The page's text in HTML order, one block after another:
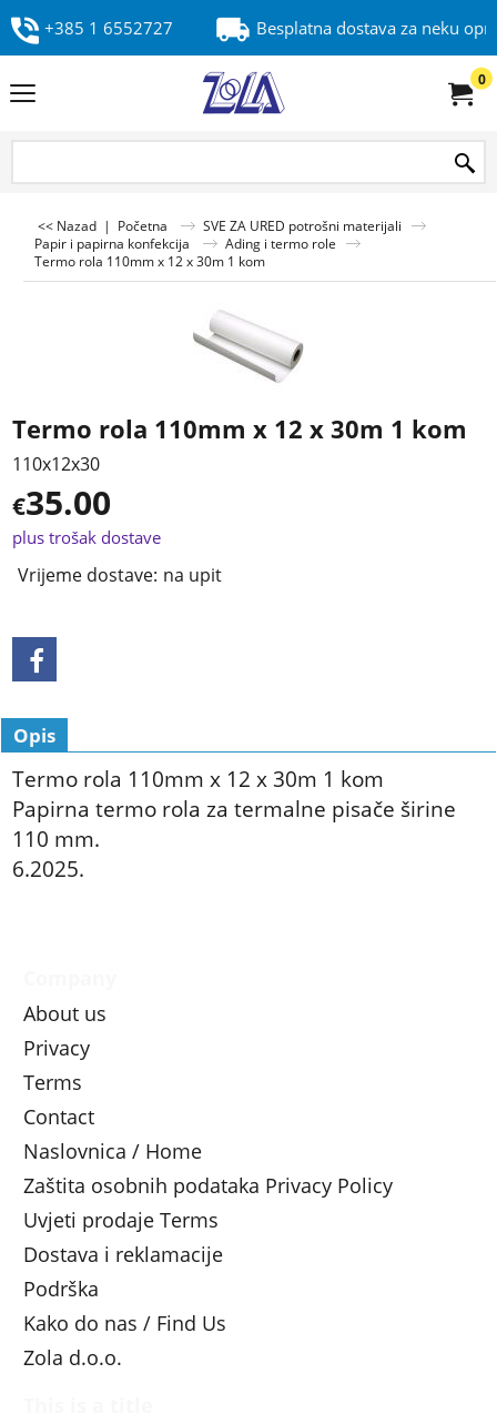
+385 1 6552727 Besplatna dostava za neku
0
<< Nazad | Početna
SVE ZA URED potrošni materijali
Papir i papirna konfekcija
Ading i termo role
Termo rola 110mm x 12 x 30m 1 kom
Termo rola 110mm x 12 x 30m 1 kom
110x12x30
€35.00
plus trošak dostave
Vrijeme dostave: na upit
Opis
Termo rola 110mm x 12 x 30m 1 kom
Papirna termo rola za termalne pisače širine
110 mm.
6.2025.
About us
Privacy
Terms
Contact
Naslovnica / Home
Zaštita osobnih podataka Privacy Policy
Uvjeti prodaje Terms
Dostava i reklamacije
Podrška
Kako do nas / Find Us
Zola d.o.o.